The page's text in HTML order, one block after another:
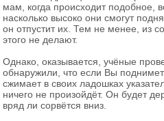
мам, когда происходит подобное,
насколько высоко они смогут
он отпустит их. Тем не менее, из
этого не делают.
Однако, оказывается, учёные
обнаружили, что если Вы
сжимает в своих ладошках
ничего не произойдёт. Он будет
вряд ли сорвётся вниз.